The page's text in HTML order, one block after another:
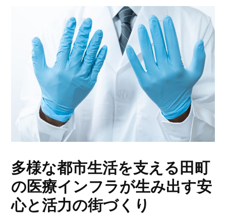
多様な都市生活を支える田町
の医療インフラが生み出す安
心と活力の街づくり